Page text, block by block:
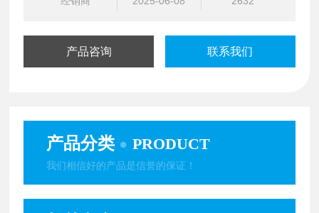
产品咨询 联系我们
产品分类 PRODUCT
我们相信好的产品是信誉的保证！